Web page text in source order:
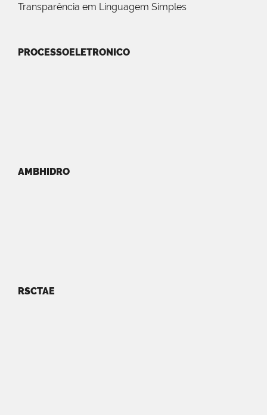
Transparência em Linguagem Simples
PROCESSOELETRONICO
AMBHIDRO
RSCTAE